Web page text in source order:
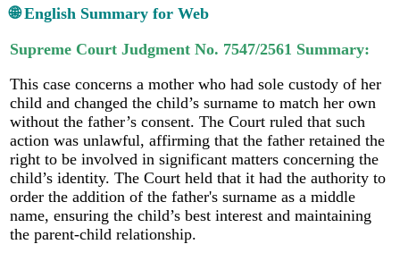
🌐 English Summary for Web
Supreme Court Judgment No. 7547/2561 Summary:
This case concerns a mother who had sole custody of her
child and changed the child’s surname to match her own
without the father’s consent. The Court ruled that such
action was unlawful, affirming that the father retained the
right to be involved in significant matters concerning the
child’s identity. The Court held that it had the authority to
order the addition of the father's surname as a middle
name, ensuring the child’s best interest and maintaining
the parent-child relationship.